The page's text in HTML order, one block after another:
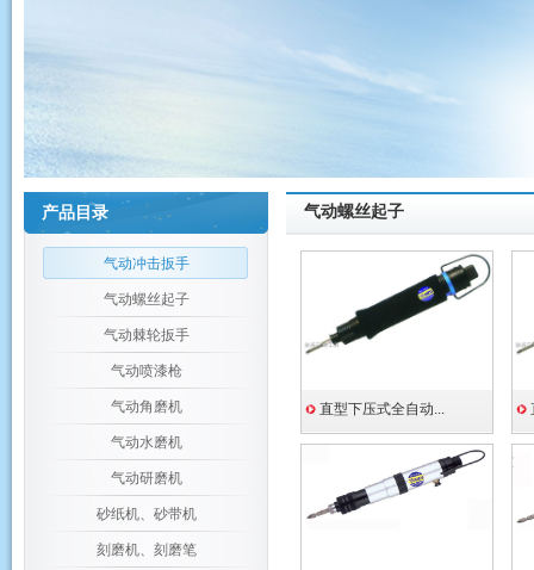
产品目录
气动冲击扳手
气动螺丝起子
气动棘轮扳手
气动喷漆枪
气动角磨机
气动水磨机
气动研磨机
砂纸机、砂带机
刻磨机、刻磨笔
气动螺丝起子
直型下压式全自动...